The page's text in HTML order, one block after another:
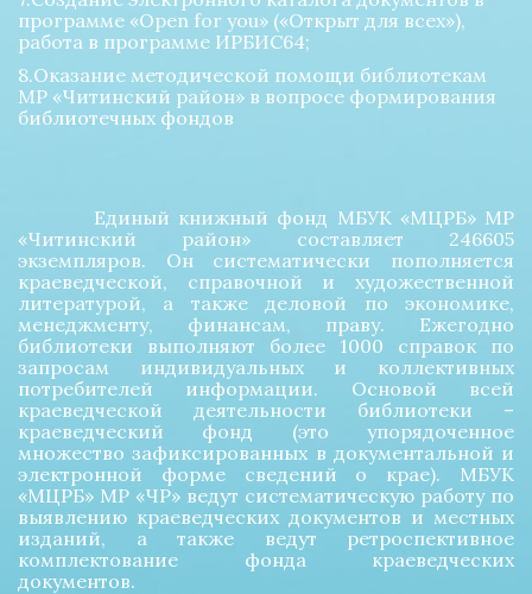
программе «Open for you» («Открыт для всех»),
работа в программе ИРБИС64;
8.Оказание методической помощи библиотекам
МР «Читинский район» в вопросе формирования
библиотечных фондов
Единый книжный фонд МБУК «МЦРБ» МР
«Читинский район» составляет 246605
экземпляров. Он систематически пополняется
краеведческой, справочной и художественной
литературой, а также деловой по экономике,
менеджменту, финансам, праву. Ежегодно
библиотеки выполняют более 1000 справок по
запросам индивидуальных и коллективных
потребителей информации. Основой всей
краеведческой деятельности библиотеки –
краеведческий фонд (это упорядоченное
множество зафиксированных в документальной и
электронной форме сведений о крае). МБУК
«МЦРБ» МР «ЧР» ведут систематическую работу по
выявлению краеведческих документов и местных
изданий, а также ведут ретроспективное
комплектование фонда краеведческих
документов.